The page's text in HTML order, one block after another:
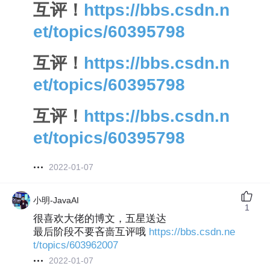
互评！ https://bbs.csdn.n
et/topics/60395798
互评！ https://bbs.csdn.n
et/topics/60395798
互评！ https://bbs.csdn.n
et/topics/60395798
2022-01-07
小明-JavaAI
很喜欢大佬的博文，五星送达
最后阶段不要吝啬互评哦 https://bbs.csdn.ne
t/topics/603962007
2022-01-07
1